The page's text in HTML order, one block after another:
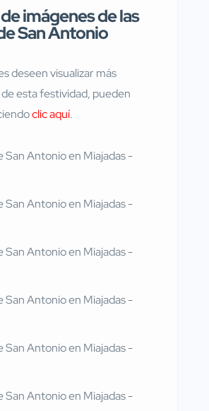
imágenes de las
San Antonio
deseen visualizar más
esta festividad, pueden
clic aquí.